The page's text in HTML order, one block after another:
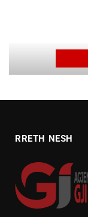
RRETH NESH